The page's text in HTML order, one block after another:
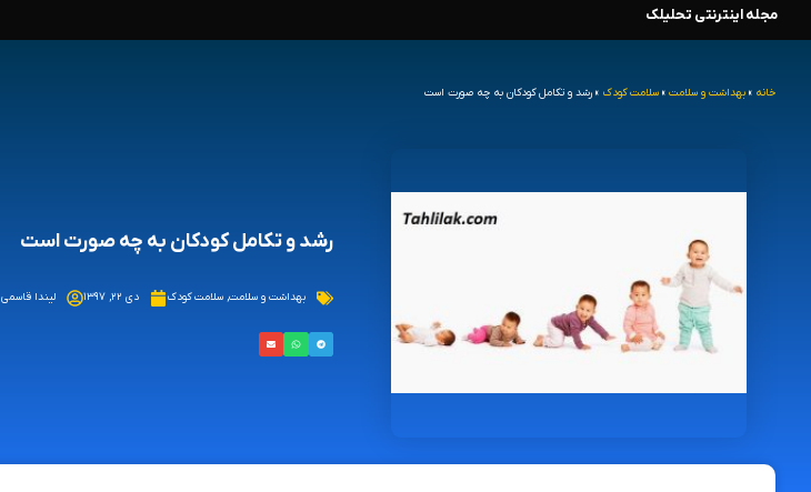
محتوا
مجله اینترنتی تحلیلک
خانه » بهداشت و سلامت » سلامت کودک » رشد و تکامل کودکان به چه صورت است
رشد و تکامل کودکان به چه صورت است
بهداشت و سلامت, سلامت کودک دی ۲۲, ۱۳۹۷ لیندا قاسمی